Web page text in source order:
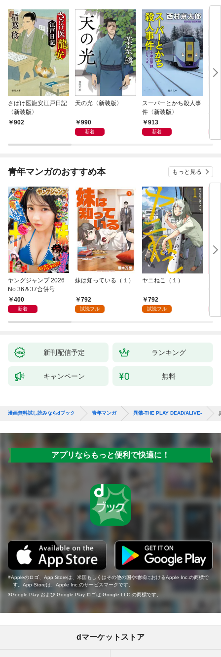
さばけ医龍安江戸日記
〈新装版〉
902
天の光〈新装版〉
990
新着
スーパーとかち殺人事
件〈新装版〉
913
新着
花
青年マンガのおすすめ本 もっと見る
ヤングジャンプ 2026
No.36＆37合併号
400
新着
妹は知っている（１）
792
試読フル
ヤニねこ（１）
792
試読フル
6・
新刊配信予定 ランキング
キャンペーン 無料
漫画無料試し読みならdブック 青年マンガ 異骸-THE PLAY DEAD/ALIVE-
アプリならもっと便利で快適に！
Appleのロゴ、App Storeは、米国もしくはその他の国や地域におけるApple Inc.の商標で
す。App Storeは、Apple Inc.のサービスマークです。
Google Play および Google Play ロゴは Google LLC の商標です。
dマーケットストア